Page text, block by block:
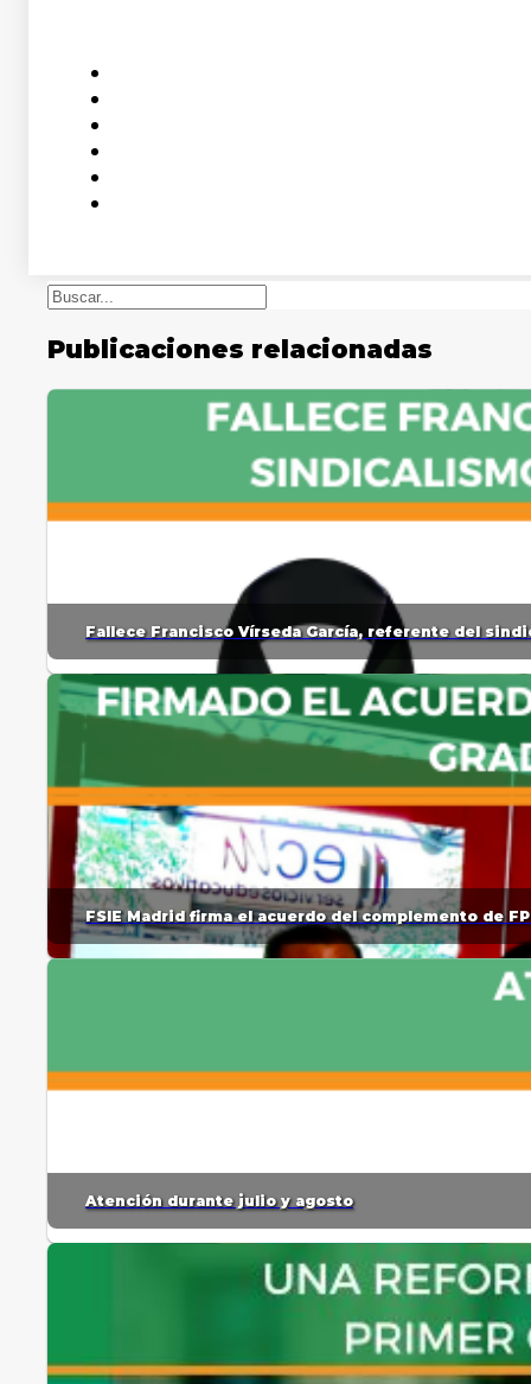
Buscar
Publicaciones relacionadas
Fallece Francisco Vírseda García, referente del
FSIE Madrid firma el acuerdo del complemento de
Atención durante julio y agosto